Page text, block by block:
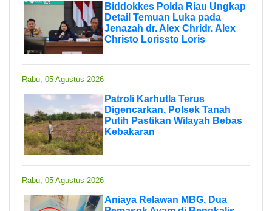
Biddokkes Polda Riau Ungkap
Detail Temuan Luka pada
Jenazah dr. Alex Chridr. Alex
Christo Lorissto Loris
Rabu, 05 Agustus 2026
Patroli Karhutla Terus
Digencarkan, Polsek Tanah
Putih Pastikan Wilayah Bebas
Kebakaran
Rabu, 05 Agustus 2026
Aniaya Relawan MBG, Dua